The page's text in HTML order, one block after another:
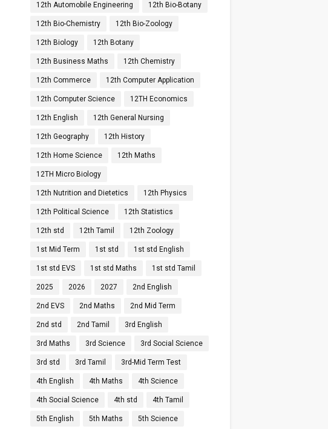
12th Automobile Engineering 12th Bio-Botany
12th Bio-Chemistry 12th Bio-Zoology
12th Biology 12th Botany
12th Business Maths 12th Chemistry
12th Commerce 12th Computer Application
12th Computer Science 12TH Economics
12th English 12th General Nursing
12th Geography 12th History
12th Home Science 12th Maths
12TH Micro Biology
12th Nutrition and Dietetics 12th Physics
12th Political Science 12th Statistics
12th std 12th Tamil 12th Zoology
1st Mid Term 1st std 1st std English
1st std EVS 1st std Maths 1st std Tamil
2025 2026 2027 2nd English
2nd EVS 2nd Maths 2nd Mid Term
2nd std 2nd Tamil 3rd English
3rd Maths 3rd Science 3rd Social Science
3rd std 3rd Tamil 3rd-Mid Term Test
4th English 4th Maths 4th Science
4th Social Science 4th std 4th Tamil
5th English 5th Maths 5th Science